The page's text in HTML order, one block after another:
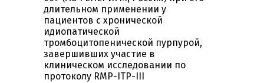
длительном применении у
пациентов с хронической
идиопатической
тромбоцитопенической пурпурой,
завершивших участие в
клиническом исследовании по
протоколу RMP-ITP-III